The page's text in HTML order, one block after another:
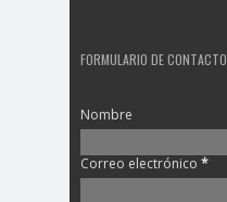
FORMULARIO DE CONTACTO
Nombre
Correo electrónico *